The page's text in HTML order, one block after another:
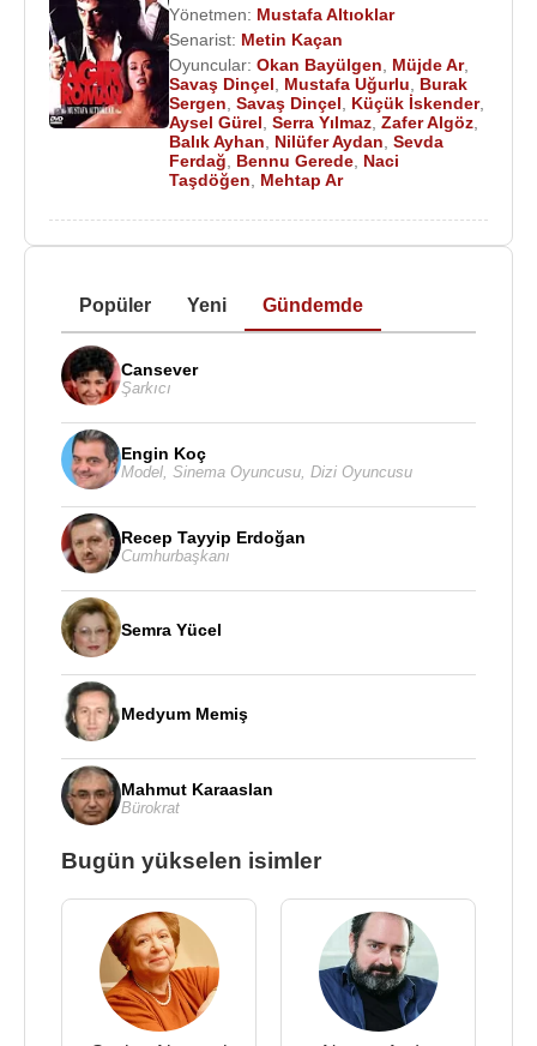
Yönetmen: Mustafa Altıoklar
Senarist: Metin Kaçan
Oyuncular: Okan Bayülgen Müjde Ar,
Savaş Dinçel
Mustafa Uğurlu
Burak
Sergen Savaş Dinçel Küçük İskender,
Aysel Gürel Serra Yılmaz Zafer Algöz
Balık Ayhan
Nilüfer Aydan Sevda
Ferdağ
Bennu Gerede Naci
Taşdöğen
Mehtap Ar
Popüler Yeni Gündemde
Cansever
Şarkıcı
Engin Koç
Model Sinema Oyuncusu Dizi Oyuncusu
Recep Tayyip Erdoğan
Cumhurbaşkanı
Semra Yücel
Medyum Memiş
Mahmut Karaaslan
Bürokrat
Bugün yükselen isimler